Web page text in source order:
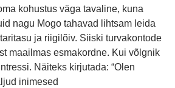
kohustus väga tavaline, kuna
nagu Mogo tahavad lihtsam leida
ja riigilõiv. Siiski turvakontode
maailmas esmakordne. Kui võlgnik
Näiteks kirjutada: “Olen
inimesed